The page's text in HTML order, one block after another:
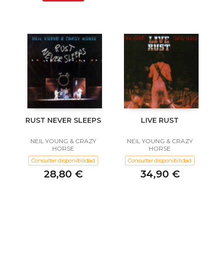
RUST NEVER SLEEPS
NEIL YOUNG & CRAZY
HORSE
Consultar disponibilidad
28,80 €
LIVE RUST
NEIL YOUNG & CRAZY
HORSE
Consultar disponibilidad
34,90 €